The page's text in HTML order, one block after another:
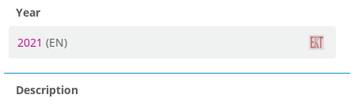
Year
2021 (EN)
Description